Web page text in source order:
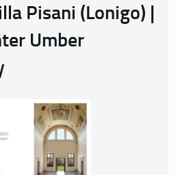
Pisani (Lonigo) |
Umber